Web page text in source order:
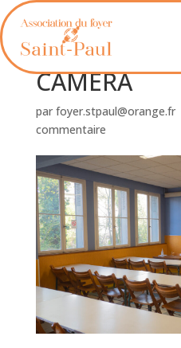
OLYMPUS
CAMERA
par foyer.stpaul@orange.fr
commentaire